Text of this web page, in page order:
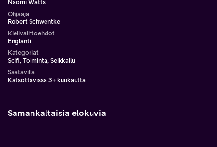
Naomi Watts
Ohjaaja
Robert Schwentke
Kielivaihtoehdot
Englanti
Kategoriat
Scifi, Toiminta, Seikkailu
Saatavilla
Katsottavissa 3+ kuukautta
Samankaltaisia elokuvia